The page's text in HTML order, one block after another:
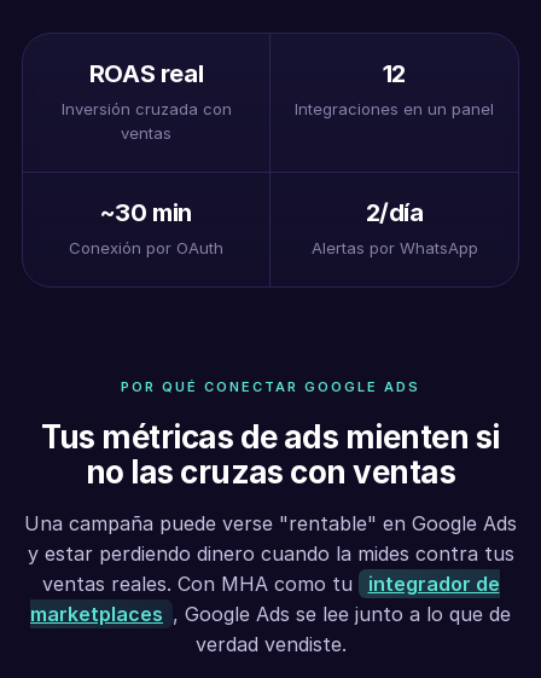
ROAS real
Inversión cruzada con
ventas
12
Integraciones en un panel
~30 min
Conexión por OAuth
2/día
Alertas por WhatsApp
POR QUÉ CONECTAR GOOGLE ADS
Tus métricas de ads mienten si
no las cruzas con ventas
Una campaña puede verse "rentable" en Google Ads
y estar perdiendo dinero cuando la mides contra tus
ventas reales. Con MHA como tu
integrador de
marketplaces , Google Ads se lee junto a lo que de
verdad vendiste.